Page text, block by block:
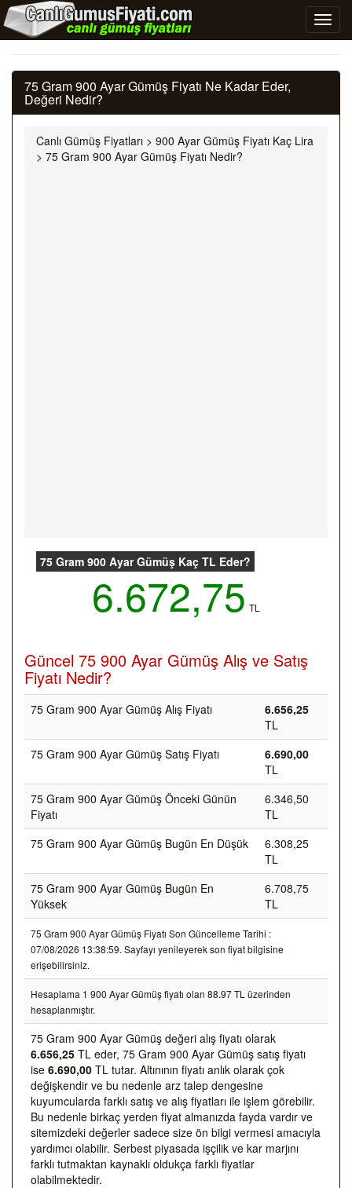
75 Gram 900 Ayar Gümüş Fiyatı Ne Kadar Eder,
Değeri Nedir?
Canlı Gümüş Fiyatları > 900 Ayar Gümüş Fiyatı Kaç Lira
> 75 Gram 900 Ayar Gümüş Fiyatı Nedir?
75 Gram 900 Ayar Gümüş Kaç TL Eder?
6.672,75 TL
Güncel 75 900 Ayar Gümüş Alış ve Satış
Fiyatı Nedir?
75 Gram 900 Ayar Gümüş Alış Fiyatı
6.656,25
TL
75 Gram 900 Ayar Gümüş Satış Fiyatı
6.690,00
TL
75 Gram 900 Ayar Gümüş Önceki Günün
Fiyatı
6.346,50
TL
75 Gram 900 Ayar Gümüş Bugün En Düşük
6.308,25
TL
75 Gram 900 Ayar Gümüş Bugün En
Yüksek
6.708,75
TL
75 Gram 900 Ayar Gümüş Fiyatı Son Güncelleme Tarihi :
07/08/2026 13:38:59. Sayfayı yenileyerek son fiyat bilgisine
erişebilirsiniz.
Hesaplama 1 900 Ayar Gümüş fiyatı olan 88.97 TL üzerinden
hesaplanmıştır.
75 Gram 900 Ayar Gümüş değeri alış fiyatı olarak
6.656,25 TL eder, 75 Gram 900 Ayar Gümüş satış fiyatı
ise 6.690,00 TL tutar. Altınının fiyatı anlık olarak çok
değişkendir ve bu nedenle arz talep dengesine
kuyumcularda farklı satış ve alış fiyatları ile işlem görebilir.
Bu nedenle birkaç yerden fiyat almanızda fayda vardır ve
sitemizdeki değerler sadece size ön bilgi vermesi amacıyla
yardımcı olabilir. Serbest piyasada işçilik ve kar marjını
farklı tutmaktan kaynaklı oldukça farklı fiyatlar
olabilmektedir.